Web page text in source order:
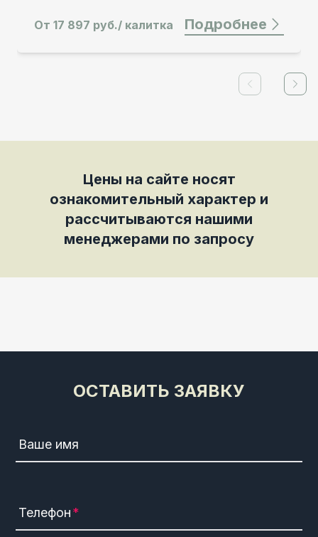
От 17 897 руб./ калитка Подробнее
Previous
Цены на сайте носят
ознакомительный характер и
рассчитываются нашими
менеджерами по запросу
ОСТАВИТЬ ЗАЯВКУ
Ваше имя
Телефон